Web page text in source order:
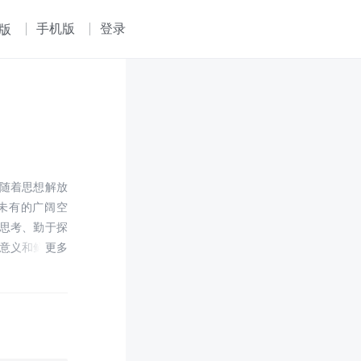
手机版 登录
着思想解放
有的广阔空
考、勤于探
义和鲜明的